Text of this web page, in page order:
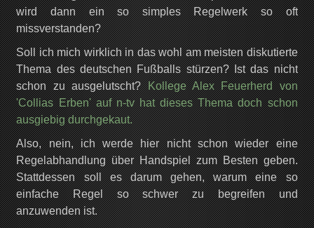
wird dann ein so simples Regelwerk so oft
missverstanden?
Soll ich mich wirklich in das wohl am meisten diskutierte
Thema des deutschen Fußballs stürzen? Ist das nicht
schon zu ausgelutscht?Kollege Alex Feuerherd von
'Collias Erben' auf n-tv hat dieses Thema doch schon
ausgiebig durchgekaut.
Also, nein, ich werde hier nicht schon wieder eine
Regelabhandlung über Handspiel zum Besten geben.
Stattdessen soll es darum gehen, warum eine so
einfache Regel so schwer zu begreifen und
anzuwenden ist.